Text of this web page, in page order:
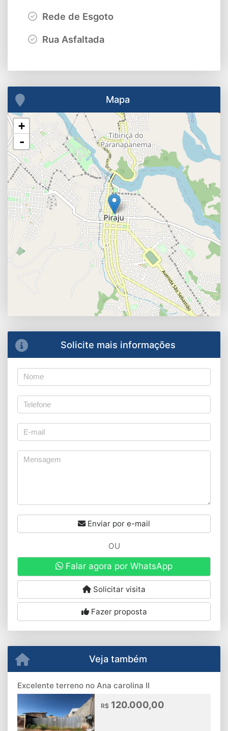
Rede de Esgoto
Rua Asfaltada
Mapa
+
-
Solicite mais informações
Enviar por e-mail
OU
Falar agora por WhatsApp
Solicitar visita
Fazer proposta
Veja também
Excelente terreno no Ana carolina II
R$ 120.000,00